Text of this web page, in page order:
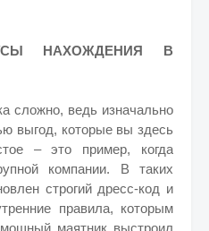
НАХОЖДЕНИЯ В
сложно, ведь изначально
выгод, которые вы здесь
– это пример, когда
компании. В таких
строгий дресс-код и
правила, которым
маятник выстроил